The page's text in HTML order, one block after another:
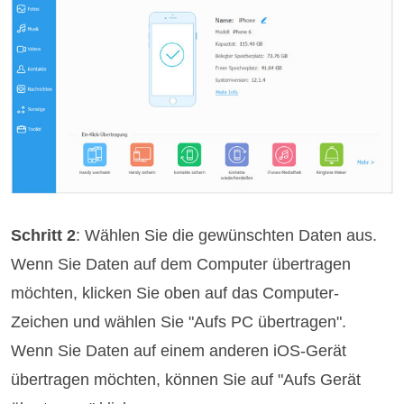
Schritt 2: Wählen Sie die gewünschten Daten aus.
Wenn Sie Daten auf dem Computer übertragen
möchten, klicken Sie oben auf das Computer-
Zeichen und wählen Sie "Aufs PC übertragen".
Wenn Sie Daten auf einem anderen iOS-Gerät
übertragen möchten, können Sie auf "Aufs Gerät